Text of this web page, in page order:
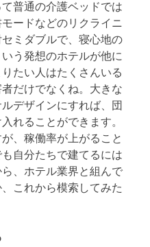
普通の介護ベッドでは
ードなどのリクライニ
ミダブルで、寝心地の
う発想のホテルが他に
たい人はたくさんいる
だけでなくね。大きな
デザインにすれば、団
れることができます。
、稼働率が上がること
自分たちで建てるには
、ホテル業界と組んで
これから模索してみた